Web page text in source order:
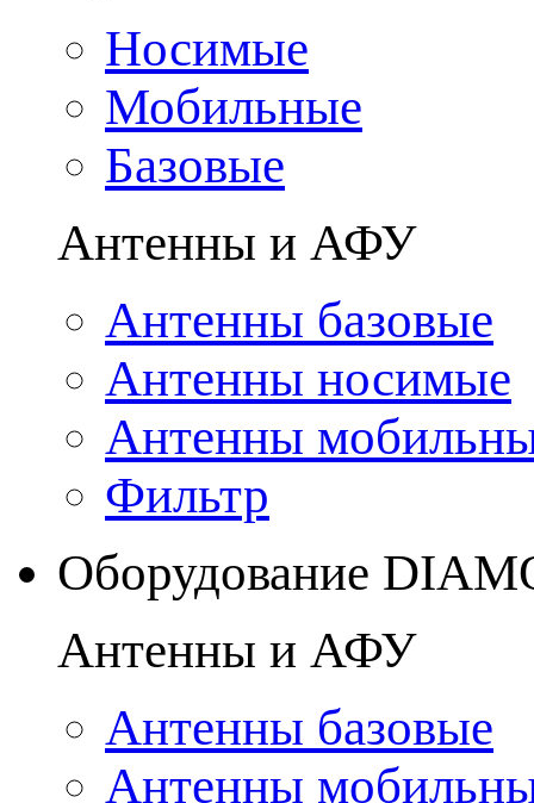
Носимые
Мобильные
Базовые
Антенны и АФУ
Антенны базовые
Антенны носимые
Антенны
Фильтр
Оборудование
Антенны и АФУ
Антенны базовые
Антенны